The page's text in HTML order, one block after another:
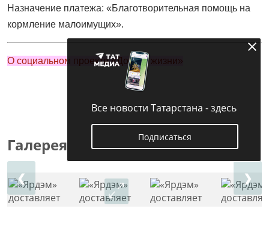
Назначение платежа: «Благотворительная помощь на
кормление малоимущих».
О социальном проекте «Дорога жизни»
Галерея
❮ ❯
Все новости Татарстана - здесь
Подписаться